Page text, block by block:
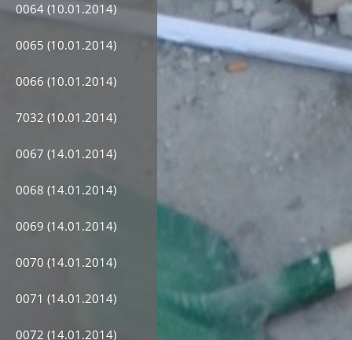
0064 (10.01.2014)
0065 (10.01.2014)
0066 (10.01.2014)
7032 (10.01.2014)
0067 (14.01.2014)
0068 (14.01.2014)
0069 (14.01.2014)
0070 (14.01.2014)
0071 (14.01.2014)
0072 (14.01.2014)